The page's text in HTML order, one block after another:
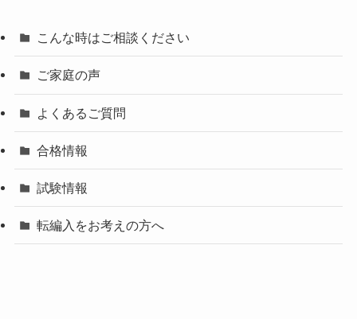
こんな時はご相談ください
ご家庭の声
よくあるご質問
合格情報
試験情報
転編入をお考えの方へ